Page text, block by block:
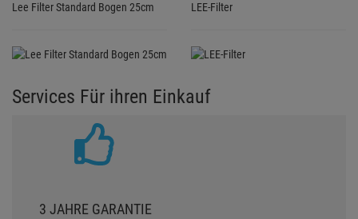
Lee Filter Standard Bogen 25cm LEE-Filter
Services Für ihren Einkauf
3 JAHRE GARANTIE